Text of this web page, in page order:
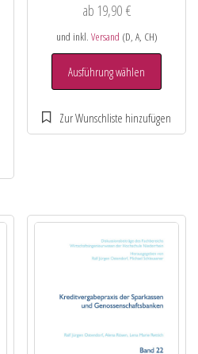
ab 19,90 €
und inkl. Versand (D, A, CH)
Ausführung wählen